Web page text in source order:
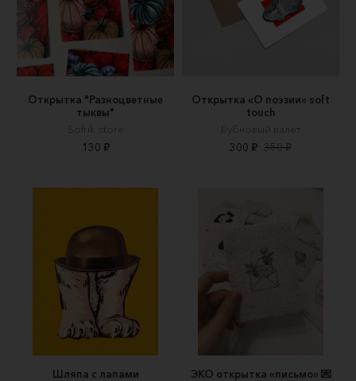
Открытка "Разноцветные
тыквы"
Sofrik store
130 ₽
Открытка «О поэзии» soft
touch
Бубновый валет
300 ₽ 350 ₽
Шляпа с лапами
ЭКО открытка «письмо» 💌